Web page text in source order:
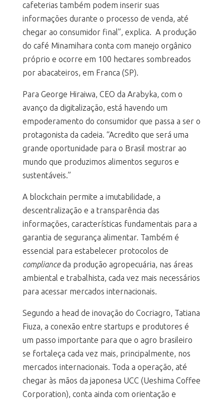
cafeterias também podem inserir suas
informações durante o processo de venda, até
chegar ao consumidor final”, explica. A produção
do café Minamihara conta com manejo orgânico
próprio e ocorre em 100 hectares sombreados
por abacateiros, em Franca (SP).
Para George Hiraiwa, CEO da Arabyka, com o
avanço da digitalização, está havendo um
empoderamento do consumidor que passa a ser o
protagonista da cadeia. “Acredito que será uma
grande oportunidade para o Brasil mostrar ao
mundo que produzimos alimentos seguros e
sustentáveis.”
A blockchain permite a imutabilidade, a
descentralização e a transparência das
informações, características fundamentais para a
garantia de segurança alimentar. Também é
essencial para estabelecer protocolos de
complianceda produção agropecuária, nas áreas
ambiental e trabalhista, cada vez mais necessários
para acessar mercados internacionais.
Segundo a head de inovação do Cocriagro, Tatiana
Fiuza, a conexão entre startups e produtores é
um passo importante para que o agro brasileiro
se fortaleça cada vez mais, principalmente, nos
mercados internacionais. Toda a operação, até
chegar às mãos da japonesa UCC (Ueshima Coffee
Corporation), conta ainda com orientação e